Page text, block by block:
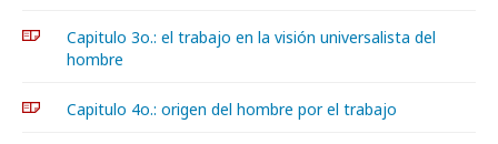
Capitulo 3o.: el trabajo en la visión universalista del
hombre
Capitulo 4o.: origen del hombre por el trabajo